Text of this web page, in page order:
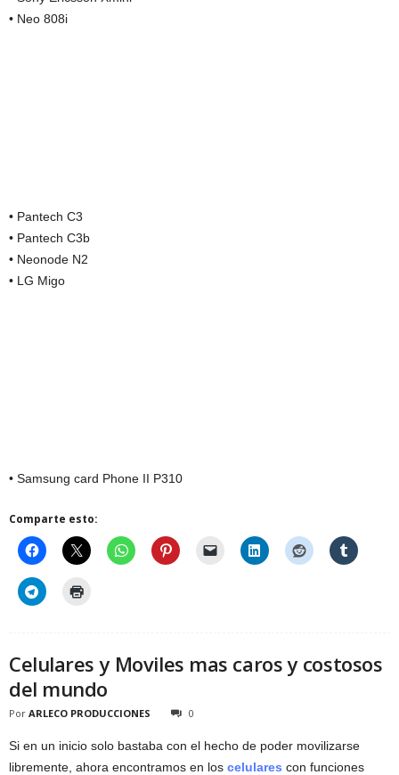
• Neo 808i
• Pantech C3
• Pantech C3b
• Neonode N2
• LG Migo
• Samsung card Phone II P310
Comparte esto:
Celulares y Moviles mas caros y costosos
del mundo
Por ARLECO PRODUCCIONES 0
Si en un inicio solo bastaba con el hecho de poder movilizarse
libremente, ahora encontramos en los celulares con funciones